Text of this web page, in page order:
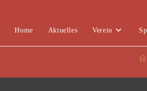
Home Aktuelles Verein